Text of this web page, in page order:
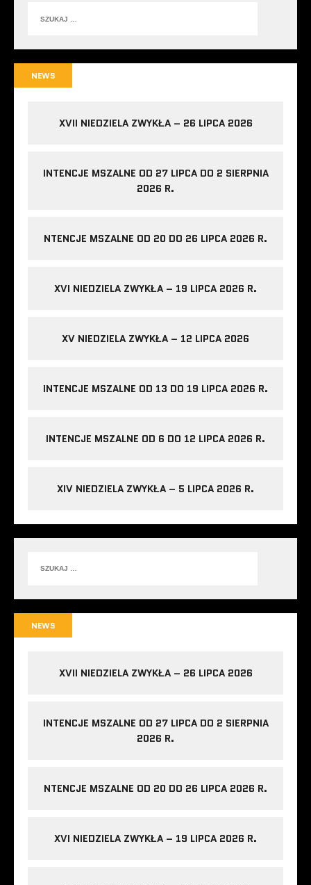
NEWS
XVII NIEDZIELA ZWYKŁA – 26 LIPCA 2026
INTENCJE MSZALNE OD 27 LIPCA DO 2 SIERPNIA
2026 R.
NTENCJE MSZALNE OD 20 DO 26 LIPCA 2026 R.
XVI NIEDZIELA ZWYKŁA – 19 LIPCA 2026 R.
XV NIEDZIELA ZWYKŁA – 12 LIPCA 2026
INTENCJE MSZALNE OD 13 DO 19 LIPCA 2026 R.
INTENCJE MSZALNE OD 6 DO 12 LIPCA 2026 R.
XIV NIEDZIELA ZWYKŁA – 5 LIPCA 2026 R.
NEWS
XVII NIEDZIELA ZWYKŁA – 26 LIPCA 2026
INTENCJE MSZALNE OD 27 LIPCA DO 2 SIERPNIA
2026 R.
NTENCJE MSZALNE OD 20 DO 26 LIPCA 2026 R.
XVI NIEDZIELA ZWYKŁA – 19 LIPCA 2026 R.